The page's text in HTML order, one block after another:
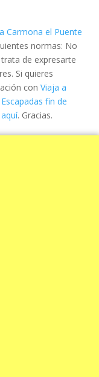
Carmona el Puente
normas: No
de expresarte
Si quieres
con Viaja a
Escapadas fin de
aquí. Gracias.